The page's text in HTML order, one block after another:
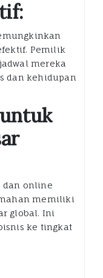
Pemilik
mereka
dan kehidupan
dan online
memiliki
global. Ini
ke tingkat